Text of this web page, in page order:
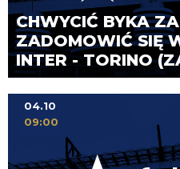
CHWYCIĆ BYKA
ZADOMOWIĆ SIĘ
INTER - TORINO
04.10
09:00